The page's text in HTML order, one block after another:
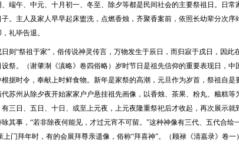
端午、中元、十月初一、冬至、除夕等都是民间社会的主要祭祖日。日
。主人及家人早早起床盥洗，点燃香烛，齐聚香案前，依照长幼辈分次序
礼毕告退。
则“祭祖于家”，俗传说神灵传言，万物发生于辰日，而归寂于戌日，因此
祭。（谢肇淛《滇略》卷四俗略）岁时节日是祖先信仰的重要表现日，
据时令，奉献上时鲜食物。新年是家祭的高潮，元旦作为岁首，祭祖自
苏州从除夕夜开始家家户户悬挂祖先画像，以香烛、茶果、粉丸、糍糕等
三日、五日、十日、或至上元夜，上元夜隆重祭祀后才收起，再次展示就
其事，“若非除夜何能见，才过元宵不可留。”这种神像有三代、五代合绘
上门拜年时，有的会展拜尊亲遗像，俗称“拜喜神”。（顾禄《清嘉录》卷一）